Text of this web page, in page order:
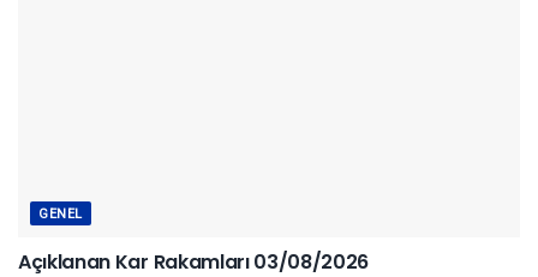
GENEL
Açıklanan Kar Rakamları 03/08/2026